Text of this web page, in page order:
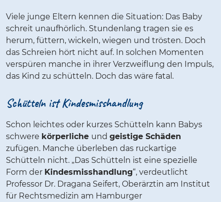
Viele junge Eltern kennen die Situation: Das Baby
schreit unaufhörlich. Stundenlang tragen sie es
herum, füttern, wickeln, wiegen und trösten. Doch
das Schreien hört nicht auf. In solchen Momenten
verspüren manche in ihrer Verzweiflung den Impuls,
das Kind zu schütteln. Doch das wäre fatal.
Schütteln ist Kindesmisshandlung
Schon leichtes oder kurzes Schütteln kann Babys
schwere körperliche und geistige Schäden
zufügen. Manche überleben das ruckartige
Schütteln nicht. „Das Schütteln ist eine spezielle
Form der Kindesmisshandlung“, verdeutlicht
Professor Dr. Dragana Seifert, Oberärztin am Institut
für Rechtsmedizin am Hamburger